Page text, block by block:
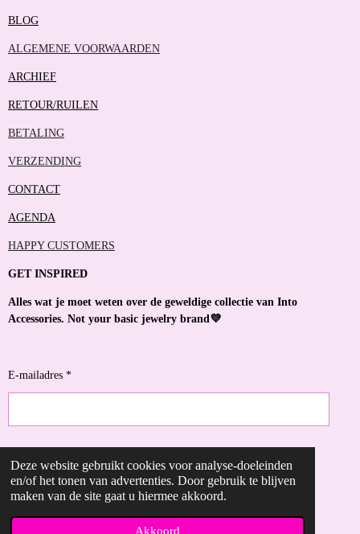
Deze website gebruikt cookies voor analyse-doeleinden
en/of het tonen van advertenties. Door gebruik te blijven
maken van de site gaat u hiermee akkoord.
Akkoord
BLOG
ALGEMENE VOORWAARDEN
ARCHIEF
RETOUR/RUILEN
BETALING
VERZENDING
CONTACT
AGENDA
HAPPY CUSTOMERS
GET INSPIRED
Alles wat je moet weten over de geweldige collectie van Into
Accessories. Not your basic jewelry brand💜
E-mailadres *
VERZENDEN
© 2023 - 2026 Into Accessories
Powered byJouwWeb